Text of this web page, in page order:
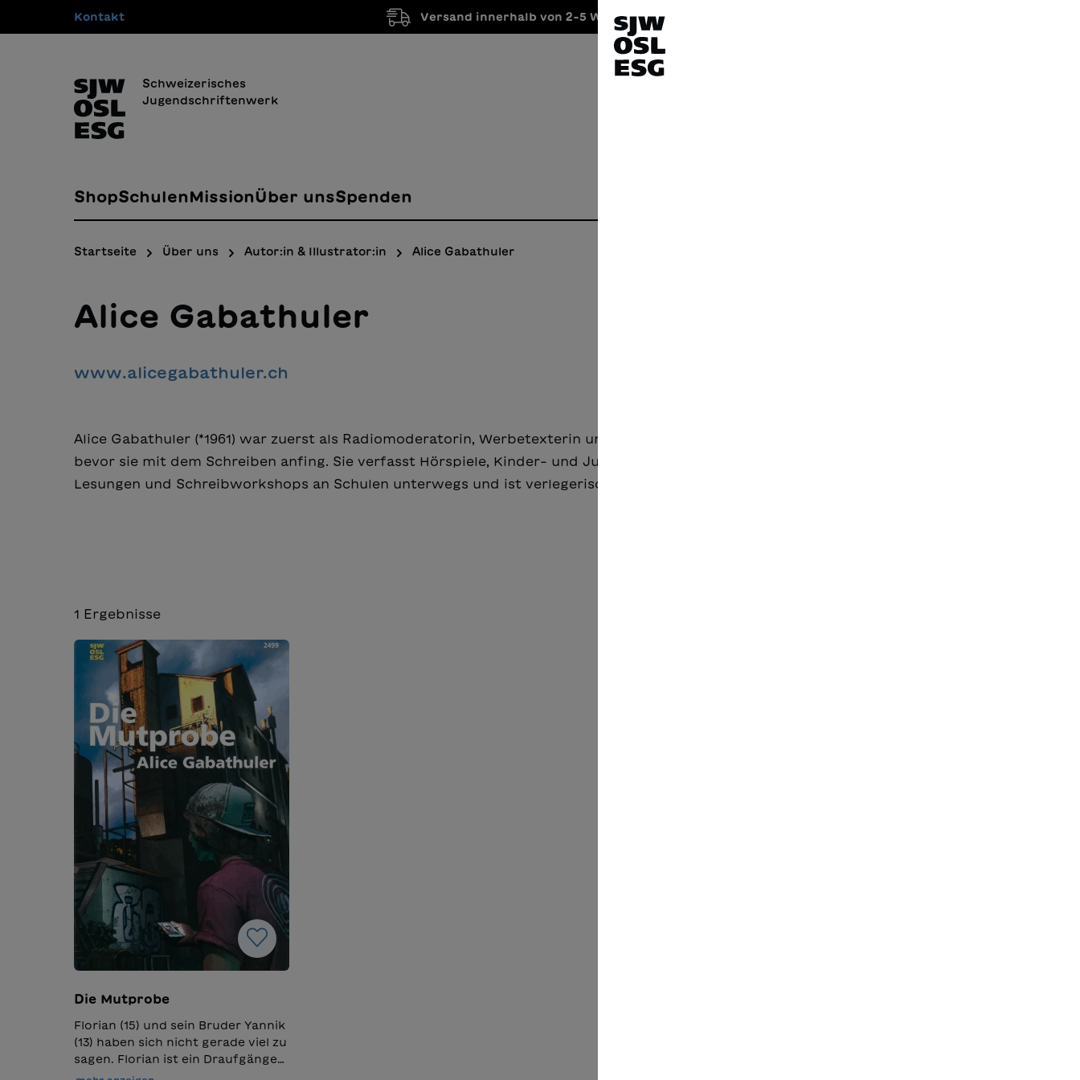
Zur Hauptnavigation springen
Kontakt Versand innerhalb von 2-5 Werktagen
Schweizerisches
Jugendschriftenwerk
ShopSchulen MissionÜber unsSpenden
Startseite Über uns Autor:in & Illustrator:in Alice Gabathuler
Alice Gabathuler
www.alicegabathuler.ch
Alice Gabathuler (*1961) war zuerst als Radiomoderatorin, Werbetexterin und Englischlehrerin tätig,
bevor sie mit dem Schreiben anfing. Sie verfasst Hörspiele, Kinder- und Jugendbücher, ist mit
Lesungen und Schreibworkshops an Schulen unterwegs und ist verlegerisch tätig.
1 Ergebnisse
Die Mutprobe
Florian (15) und sein Bruder Yannik
(13) haben sich nicht gerade viel zu
sagen. Florian ist ein Draufgänger,
der ehrgeizige Yannik will